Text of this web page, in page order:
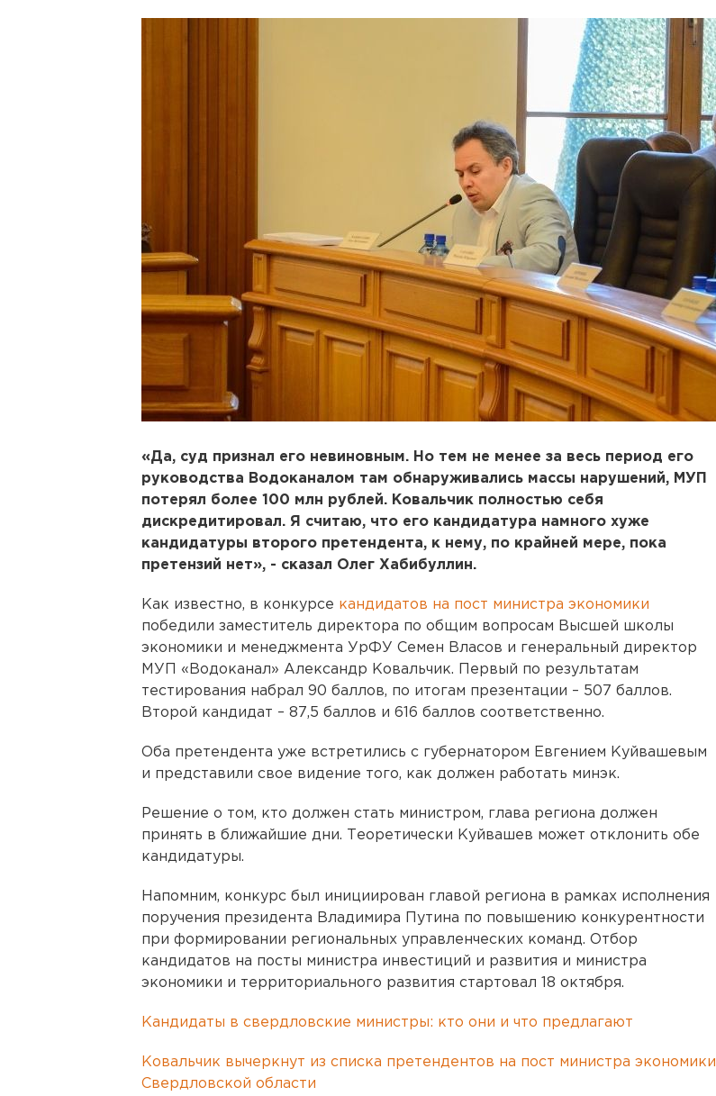
«Да, суд признал его невиновным. Но тем не менее за весь период его
руководства Водоканалом там обнаруживались массы нарушений, МУП
потерял более 100 млн рублей. Ковальчик полностью себя
дискредитировал. Я считаю, что его кандидатура намного хуже
кандидатуры второго претендента, к нему, по крайней мере, пока
претензий нет», - сказал Олег Хабибуллин.
Как известно, в конкурсе кандидатов на пост министра экономики
победили заместитель директора по общим вопросам Высшей школы
экономики и менеджмента УрФУ Семен Власов и генеральный директор
МУП «Водоканал» Александр Ковальчик. Первый по результатам
тестирования набрал 90 баллов, по итогам презентации – 507 баллов.
Второй кандидат – 87,5 баллов и 616 баллов соответственно.
Оба претендента уже встретились с губернатором Евгением Куйвашевым
и представили свое видение того, как должен работать минэк.
Решение о том, кто должен стать министром, глава региона должен
принять в ближайшие дни. Теоретически Куйвашев может отклонить обе
кандидатуры.
Напомним, конкурс был инициирован главой региона в рамках исполнения
поручения президента Владимира Путина по повышению конкурентности
при формировании региональных управленческих команд. Отбор
кандидатов на посты министра инвестиций и развития и министра
экономики и территориального развития стартовал 18 октября.
Кандидаты в свердловские министры: кто они и что предлагают
Ковальчик вычеркнут из списка претендентов на пост министра экономики
Свердловской области